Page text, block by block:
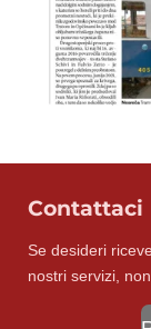
Contattaci
Se desideri
nostri servizi,